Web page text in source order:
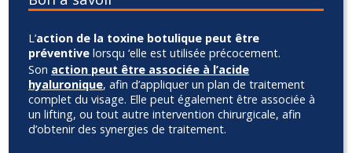
L’action de la toxine botulique peut être
préventive lorsqu ‘elle est utilisée précocement.
Son action peut être associée à l’acide
hyaluronique, afin d’appliquer un plan de traitement
complet du visage. Elle peut également être associée à
un lifting, ou tout autre intervention chirurgicale, afin
d’obtenir des synergies de traitement.